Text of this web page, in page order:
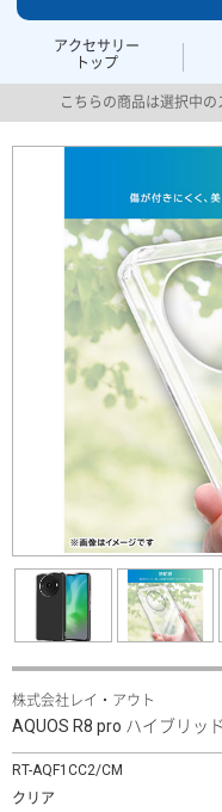
アクセサリー
トップ
こちらの商品は選択中の
株式会社レイ・アウト
AQUOS R8 pro ハイブリッ
RT-AQF1CC2/CM
クリア